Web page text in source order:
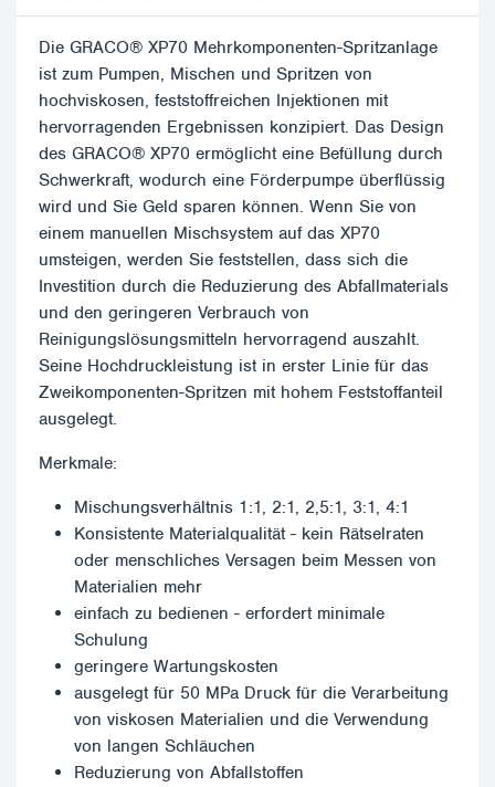
Die GRACO® XP70 Mehrkomponenten-Spritzanlage
ist zum Pumpen, Mischen und Spritzen von
hochviskosen, feststoffreichen Injektionen mit
hervorragenden Ergebnissen konzipiert. Das Design
des GRACO® XP70 ermöglicht eine Befüllung durch
Schwerkraft, wodurch eine Förderpumpe überflüssig
wird und Sie Geld sparen können. Wenn Sie von
einem manuellen Mischsystem auf das XP70
umsteigen, werden Sie feststellen, dass sich die
Investition durch die Reduzierung des Abfallmaterials
und den geringeren Verbrauch von
Reinigungslösungsmitteln hervorragend auszahlt.
Seine Hochdruckleistung ist in erster Linie für das
Zweikomponenten-Spritzen mit hohem Feststoffanteil
ausgelegt.
Merkmale:
Mischungsverhältnis 1:1, 2:1, 2,5:1, 3:1, 4:1
Konsistente Materialqualität - kein Rätselraten
oder menschliches Versagen beim Messen von
Materialien mehr
einfach zu bedienen - erfordert minimale
Schulung
geringere Wartungskosten
ausgelegt für 50 MPa Druck für die Verarbeitung
von viskosen Materialien und die Verwendung
von langen Schläuchen
Reduzierung von Abfallstoffen